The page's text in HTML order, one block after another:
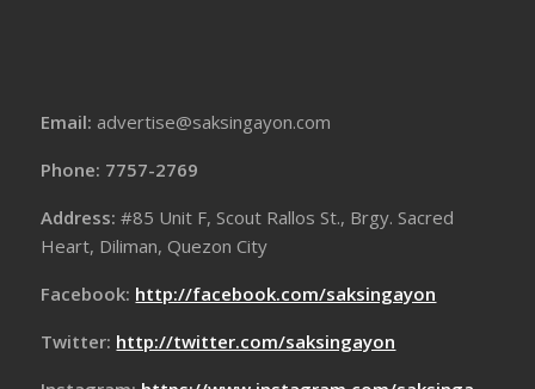
Email: advertise@saksingayon.com
Phone: 7757-2769
Address:#85 Unit F, Scout Rallos St., Brgy. Sacred
Heart, Diliman, Quezon City
Facebook: http://facebook.com/saksingayon
Twitter: http://twitter.com/saksingayon